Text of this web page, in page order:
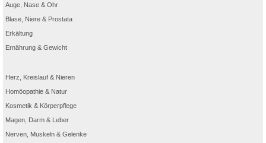
Auge, Nase & Ohr
Blase, Niere & Prostata
Erkältung
Ernährung & Gewicht
Herz, Kreislauf & Nieren
Homöopathie & Natur
Kosmetik & Körperpflege
Magen, Darm & Leber
Nerven, Muskeln & Gelenke